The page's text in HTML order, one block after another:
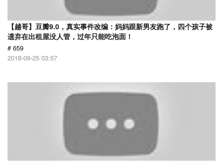
【越哥】豆瓣9.0，真实事件改编：妈妈跟新男友跑了，四个孩子被
遗弃在出租屋没人管，过年只能吃泡面！
# 659
2018-09-25 03:57